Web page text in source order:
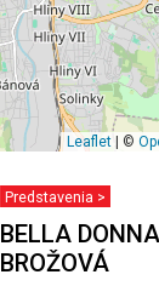
Leaflet | ©
Predstavenia >
BELLA
BROŽOVÁ